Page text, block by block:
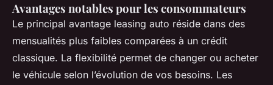
Avantages notables pour les consommateurs
Le principal avantage leasing auto réside dans des
mensualités plus faibles comparées à un crédit
classique. La flexibilité permet de changer ou acheter
le véhicule selon l’évolution de vos besoins. Les